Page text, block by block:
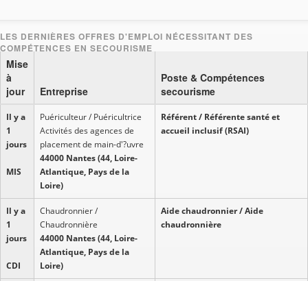
Mise
à
jour
Entreprise
Poste & Compétences
secourisme
Il y a
1
jours
MIS
Puériculteur / Puéricultrice
Activités des agences de
placement de main-d'?uvre
44000 Nantes (44, Loire-
Atlantique, Pays de la
Loire)
Référent / Référente santé et
accueil inclusif (RSAI)
Il y a
1
jours
CDI
Chaudronnier /
Chaudronnière
44000 Nantes (44, Loire-
Atlantique, Pays de la
Loire)
Aide chaudronnier / Aide
chaudronnière